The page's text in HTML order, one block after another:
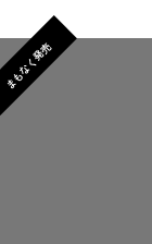
まもなく発売